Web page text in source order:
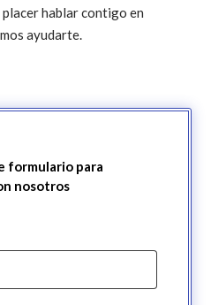
hablar contigo en
ayudarte.
formulario para
nosotros